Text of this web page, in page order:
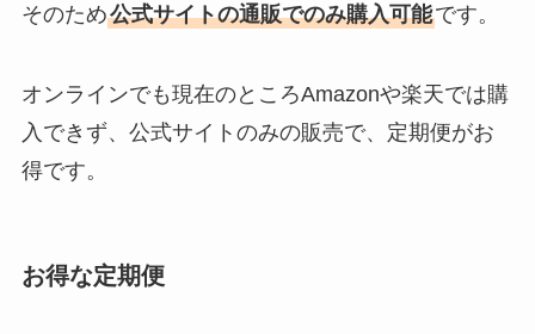
そのため公式サイトの通販でのみ購入可能です。
オンラインでも現在のところAmazonや楽天では購
入できず、公式サイトのみの販売で、定期便がお
得です。
お得な定期便